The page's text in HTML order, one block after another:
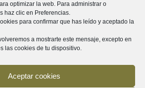
optimizar la web. Para administrar o
haz clic en Preferencias.
para confirmar que has leído y aceptado la
a mostrarte este mensaje, excepto en
las cookies de tu dispositivo.
Aceptar cookies